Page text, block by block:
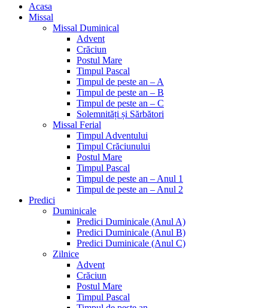
Acasa
Missal
Missal Duminical
Advent
Crăciun
Postul Mare
Timpul Pascal
Timpul de peste an – A
Timpul de peste an – B
Timpul de peste an – C
Solemnități și Sărbători
Missal Ferial
Timpul Adventului
Timpul Crăciunului
Postul Mare
Timpul Pascal
Timpul de peste an – Anul 1
Timpul de peste an – Anul 2
Predici
Duminicale
Predici Duminicale (Anul A)
Predici Duminicale (Anul B)
Predici Duminicale (Anul C)
Zilnice
Advent
Crăciun
Postul Mare
Timpul Pascal